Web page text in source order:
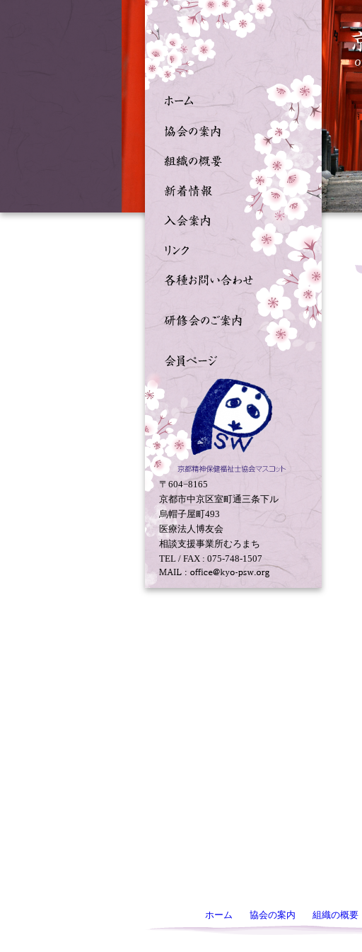
〒604−8165
京都市中京区室町通三条下ル
烏帽子屋町493
医療法人博友会
相談支援事業所むろまち
TEL / FAX : 075-748-1507
ホーム 協会の案内 組織の概要